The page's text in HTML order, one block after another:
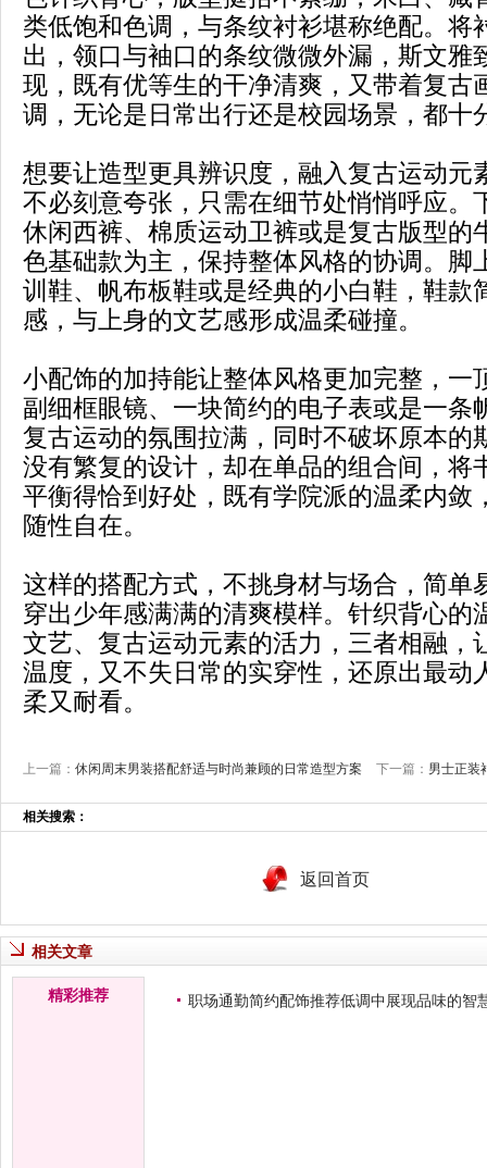
类低饱和色调，与条纹衬衫堪称绝配。将
出，领口与袖口的条纹微微外漏，斯文雅
现，既有优等生的干净清爽，又带着复古
调，无论是日常出行还是校园场景，都十
想要让造型更具辨识度，融入复古运动元
不必刻意夸张，只需在细节处悄悄呼应。
休闲西裤、棉质运动卫裤或是复古版型的
色基础款为主，保持整体风格的协调。脚
训鞋、帆布板鞋或是经典的小白鞋，鞋款
感，与上身的文艺感形成温柔碰撞。
小配饰的加持能让整体风格更加完整，一
副细框眼镜、一块简约的电子表或是一条
复古运动的氛围拉满，同时不破坏原本的
没有繁复的设计，却在单品的组合间，将
平衡得恰到好处，既有学院派的温柔内敛
随性自在。
这样的搭配方式，不挑身材与场合，简单
穿出少年感满满的清爽模样。针织背心的
文艺、复古运动元素的活力，三者相融，
温度，又不失日常的实穿性，还原出最动
柔又耐看。
上一篇： 休闲周末男装搭配舒适与时尚兼顾的日常造型方案 下一篇： 男士正装
相关搜索：
返回首页
相关文章
精彩推荐 职场通勤简约配饰推荐低调中展现品味的智